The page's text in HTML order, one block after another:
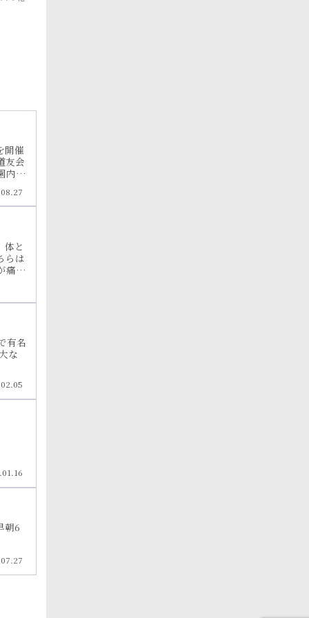
開催
友会
内
申し
をお
体と
らは
痛く
有名
な
朝6